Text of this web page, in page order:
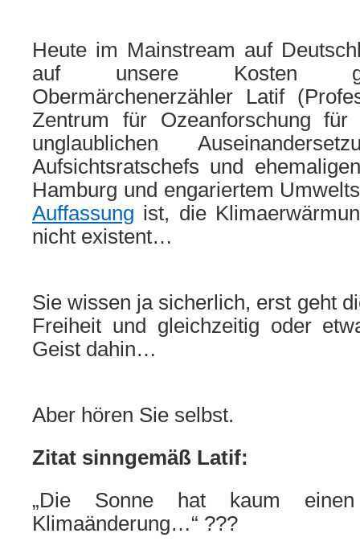
Heute im Mainstream auf
auf unsere Kosten
Obermärchenerzähler Latif
Zentrum für Ozeanforschung für
unglaublichen
Aufsichtsratschefs und
Hamburg und engariertem
Auffassung ist, die
nicht existent…
Sie wissen ja sicherlich, erst geht
Freiheit und gleichzeitig oder
Geist dahin…
Aber hören Sie selbst.
Zitat sinngemäß Latif:
„Die Sonne hat kaum
Klimaänderung…“ ???